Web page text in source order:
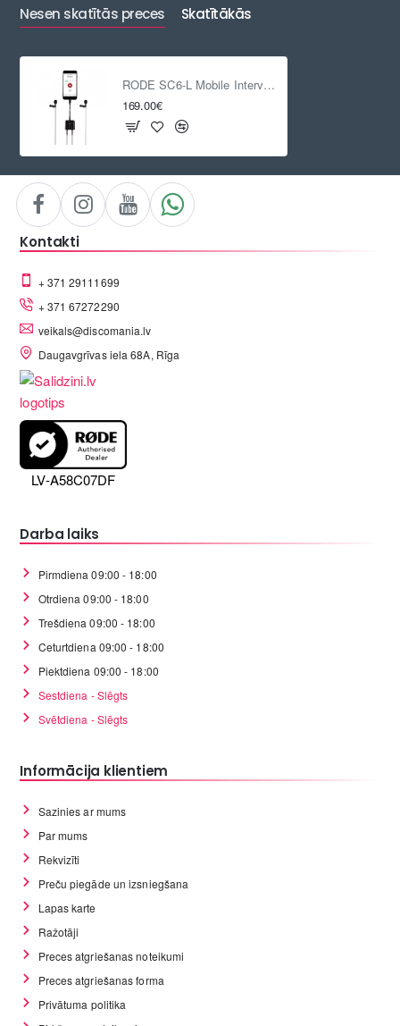
Nesen skatītās preces Skatītākās
RODE SC6-L Mobile Interview Kit for iPhone
169.00€
Kontakti
+ 371 29111699
+ 371 67272290
veikals@discomania.lv
Daugavgrīvas iela 68A, Rīga
LV-A58C07DF
Darba laiks
Pirmdiena 09:00 - 18:00
Otrdiena 09:00 - 18:00
Trešdiena 09:00 - 18:00
Ceturtdiena 09:00 - 18:00
Piektdiena 09:00 - 18:00
Sestdiena - Slēgts
Svētdiena - Slēgts
Informācija klientiem
Sazinies ar mums
Par mums
Rekvizīti
Preču piegāde un izsniegšana
Lapas karte
Ražotāji
Preces atgriešanas noteikumi
Preces atgriešanas forma
Privātuma politika